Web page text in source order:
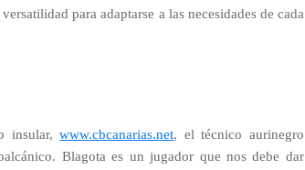
para adaptarse a las necesidades de cada
insular,www.cbcanarias.net, el técnico aurinegro
Blagota es un jugador que nos debe dar